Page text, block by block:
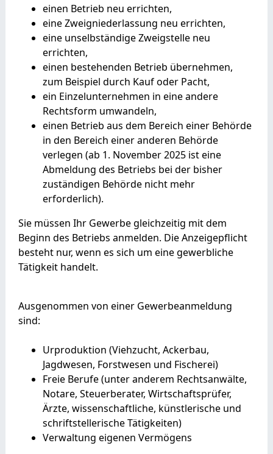
einen Betrieb neu errichten,
eine Zweigniederlassung neu errichten,
eine unselbständige Zweigstelle neu
errichten,
einen bestehenden Betrieb übernehmen,
zum Beispiel durch Kauf oder Pacht,
ein Einzelunternehmen in eine andere
Rechtsform umwandeln,
einen Betrieb aus dem Bereich einer Behörde
in den Bereich einer anderen Behörde
verlegen (ab 1. November 2025 ist eine
Abmeldung des Betriebs bei der bisher
zuständigen Behörde nicht mehr
erforderlich).
Sie müssen Ihr Gewerbe gleichzeitig mit dem
Beginn des Betriebs anmelden. Die Anzeigepflicht
besteht nur, wenn es sich um eine gewerbliche
Tätigkeit handelt.
Ausgenommen von einer Gewerbeanmeldung
sind:
Urproduktion (Viehzucht, Ackerbau,
Jagdwesen, Forstwesen und Fischerei)
Freie Berufe (unter anderem Rechtsanwälte,
Notare, Steuerberater, Wirtschaftsprüfer,
Ärzte, wissenschaftliche, künstlerische und
schriftstellerische Tätigkeiten)
Verwaltung eigenen Vermögens